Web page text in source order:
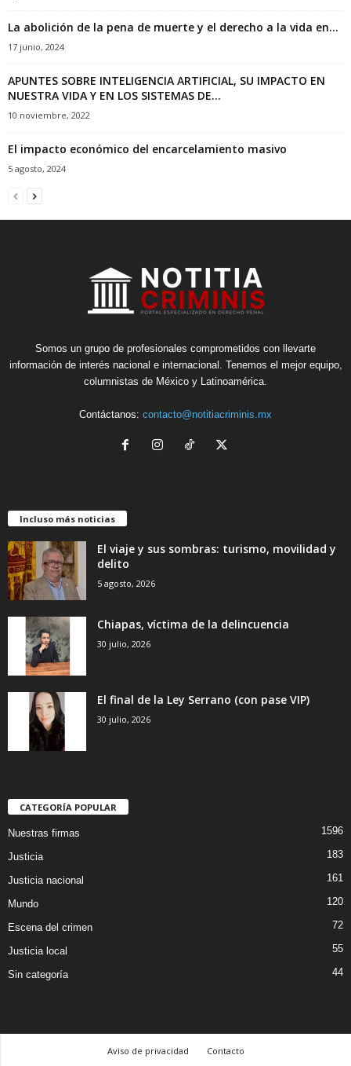
La abolición de la pena de muerte y el derecho a la vida en...
17 junio, 2024
APUNTES SOBRE INTELIGENCIA ARTIFICIAL, SU IMPACTO EN
NUESTRA VIDA Y EN LOS SISTEMAS DE...
10 noviembre, 2022
El impacto económico del encarcelamiento masivo
5 agosto, 2024
Somos un grupo de profesionales comprometidos con llevarte
información de interés nacional e internacional. Tenemos el mejor equipo,
columnistas de México y Latinoamérica.
Contáctanos: contacto@notitiacriminis.mx
Incluso más noticias
El viaje y sus sombras: turismo, movilidad y
delito
5 agosto, 2026
Chiapas, víctima de la delincuencia
30 julio, 2026
El final de la Ley Serrano (con pase VIP)
30 julio, 2026
CATEGORÍA POPULAR
Nuestras firmas 1596
Justicia 183
Justicia nacional 161
Mundo 120
Escena del crimen 72
Justicia local 55
Sin categoría 44
Aviso de privacidad Contacto